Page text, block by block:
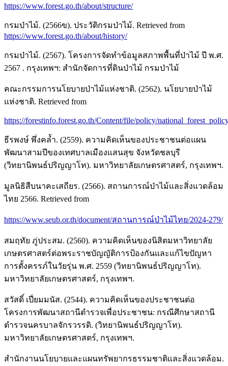
https://www.forest.go.th/about/structure/
กรมป่าไม้. (2566ข). ประวัติกรมป่าไม้. Retrieved from
https://www.forest.go.th/about/history/
กรมป่าไม้. (2567). โครงการจัดทำข้อมูลสภาพพื้นที่ป่าไม้ ปี พ.ศ.
2567 . กรุงเทพฯ: สำนักจัดการที่ดินป่าไม้ กรมป่าไม้
คณะกรรมการนโยบายป่าไม้แห่งชาติ. (2562). นโยบายป่าไม้
แห่งชาติ. Retrieved from
https://forestinfo.forest.go.th/Content/file/policy/
ธีรพงษ์ พึ่งคล้ำ. (2559). ความคิดเห็นของประชาชนต่อแผน
พัฒนาสามปีของเทศบาลเมืองแสนสุข จังหวัดชลบุรี
(วิทยานิพนธ์ปริญญาโท). มหาวิทยาลัยเกษตรศาสตร์, กรุงเทพฯ.
มูลนิธิสืบนาคะเสถียร. (2566). สถานการณ์ป่าไม้และสิ่งแวดล้อม
ไทย 2566. Retrieved from
https://www.seub.or.th/document/สถานการณ์ป่าไม้ไทย/2024-279/
สมฤทัย ภู่ประสม. (2560). ความคิดเห็นของนิสิตมหาวิทยาลัย
เกษตรศาสตร์ต่อพระราชบัญญัติการป้องกันและแก้ไขปัญหา
การตั้งครรภ์ในวัยรุ่น พ.ศ. 2559 (วิทยานิพนธ์ปริญญาโท).
มหาวิทยาลัยเกษตรศาสตร์, กรุงเทพฯ.
สวัสดิ์ เปี่ยมมนัส. (2544). ความคิดเห็นของประชาชนต่อ
โครงการพัฒนาสถานีตำรวจเพื่อประชาชน: กรณีศึกษาสถานี
ตำรวจนครบาลจักรวรรดิ. (วิทยานิพนธ์ปริญญาโท).
มหาวิทยาลัยเกษตรศาสตร์, กรุงเทพฯ.
สำนักงานนโยบายและแผนทรัพยากรธรรมชาติและสิ่งแวดล้อม.